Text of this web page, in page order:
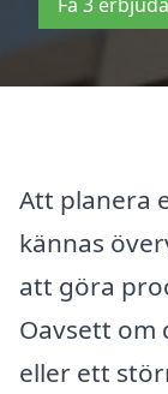
Att planera
kännas
att göra
Oavsett om
eller ett